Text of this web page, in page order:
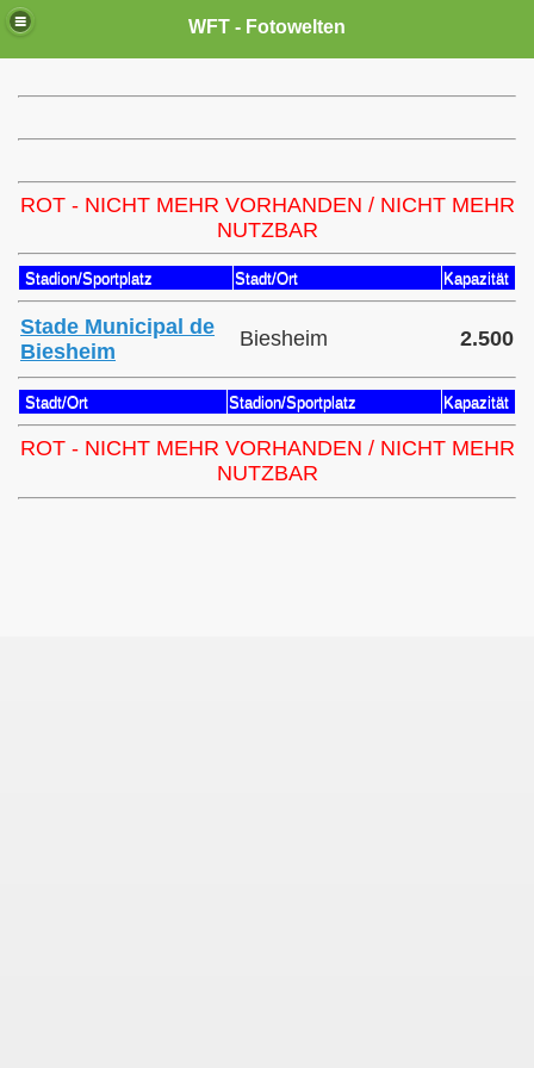
WFT - Fotowelten
ROT - NICHT MEHR VORHANDEN / NICHT MEHR
NUTZBAR
Stadion/Sportplatz Stadt/Ort Kapazität
Stade Municipal de
Biesheim
Biesheim 2.500
Stadt/Ort Stadion/Sportplatz Kapazität
ROT - NICHT MEHR VORHANDEN / NICHT MEHR
NUTZBAR